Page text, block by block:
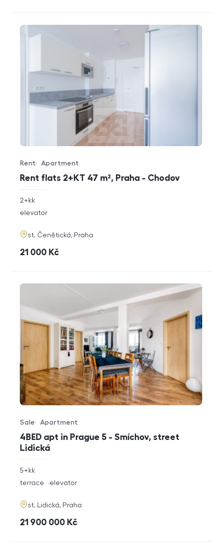
Rent flats 2+KT 47 m², Praha - Chodov
Offer type
Rent
Property type
Apartment
rozměry
2+kk
funkce
elevator
adresa
st. Čenětická, Praha
cena
21 000 Kč
4BED apt in Prague 5 - Smíchov, street
Lidická
Offer type
Sale
Property type
Apartment
rozměry
disposition
5+kk
funkce
terrace elevator
adresa
st. Lidická, Praha
cena
21 900 000 Kč